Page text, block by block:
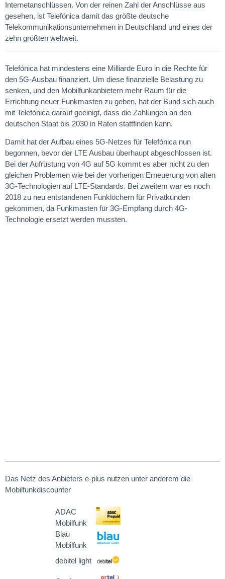
Internetanschlüssen. Von der reinen Zahl der Anschlüsse aus
gesehen, ist Telefónica damit das größte deutsche
Telekommunikationsunternehmen in Deutschland und eines der
zehn größten weltweit.
Telefónica hat mindestens eine Milliarde Euro in die Rechte für
den 5G-Ausbau finanziert. Um diese finanzielle Belastung zu
senken, und den Mobilfunkanbietern mehr Raum für die
Errichtung neuer Funkmasten zu geben, hat der Bund sich auch
mit Telefónica darauf geeinigt, dass die Zahlungen an den
deutschen Staat bis 2030 in Raten stattfinden kann.
Damit hat der Aufbau eines 5G-Netzes für Telefónica nun
begonnen, bevor der LTE Ausbau überhaupt abgeschlossen ist.
Bei der Aufrüstung von 4G auf 5G kommt es aber nicht zu den
gleichen Problemen wie bei der vorherigen Erneuerung von alten
3G-Technologien auf LTE-Standards. Bei zweitem war es noch
2018 zu neu entstandenen Funklöchern für Privatkunden
gekommen, da Funkmasten für 3G-Empfang durch 4G-
Technologie ersetzt werden mussten.
Das Netz des Anbieters e-plus nutzen unter anderem die
Mobilfunkdiscounter
ADAC
Mobilfunk
Blau
Mobilfunk
debitel light